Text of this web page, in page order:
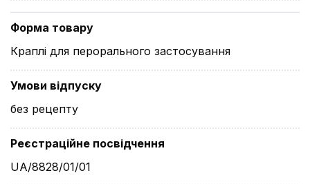
Форма товару
Краплі для перорального застосування
Умови відпуску
без рецепту
Реєстраційне посвідчення
UA/8828/01/01